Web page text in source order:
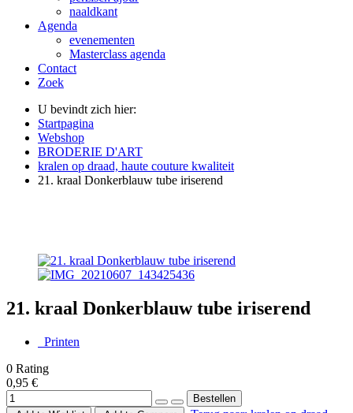
naaldkant
Agenda
evenementen
Masterclass agenda
Contact
Zoek
U bevindt zich hier:
Startpagina
Webshop
BRODERIE D'ART
kralen op draad, haute couture kwaliteit
21. kraal Donkerblauw tube iriserend
21. kraal Donkerblauw tube iriserend
Printen
0 Rating
0,95 €